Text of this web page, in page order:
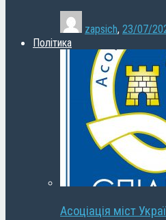
zapsich, 23/07/
Політика
Асоціація міст